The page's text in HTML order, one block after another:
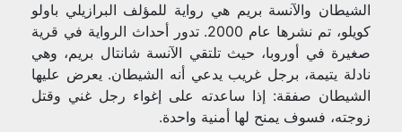
الشيطان والآنسة بريم هي رواية للمؤلف البرازيلي باولو
كويلو، تم نشرها عام 2000. تدور أحداث الرواية في قرية
صغيرة في أوروبا، حيث تلتقي الآنسة شانتال بريم، وهي
نادلة يتيمة، برجل غريب يدعي أنه الشيطان. يعرض عليها
الشيطان صفقة: إذا ساعدته على إغواء رجل غني وقتل
زوجته، فسوف يمنح لها أمنية واحدة.